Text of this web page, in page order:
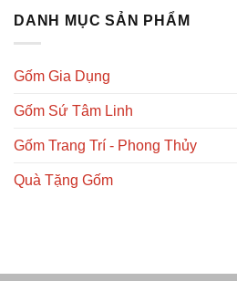
DANH MỤC SẢN PHẨM
Gốm Gia Dụng
Gốm Sứ Tâm Linh
Gốm Trang Trí - Phong Thủy
Quà Tặng Gốm